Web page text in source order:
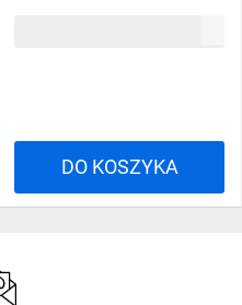
DO KOSZYKA